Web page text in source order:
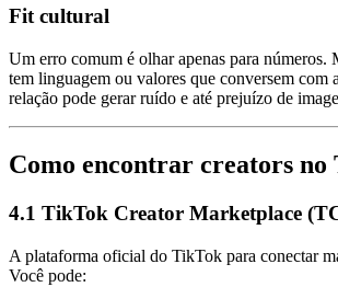
Fit cultural
Um erro comum é olhar apenas para números.
tem linguagem ou valores que conversem com
relação pode gerar ruído e até prejuízo de
Como encontrar creators no
4.1 TikTok Creator Marketplace
A plataforma oficial do TikTok para conectar
Você pode: